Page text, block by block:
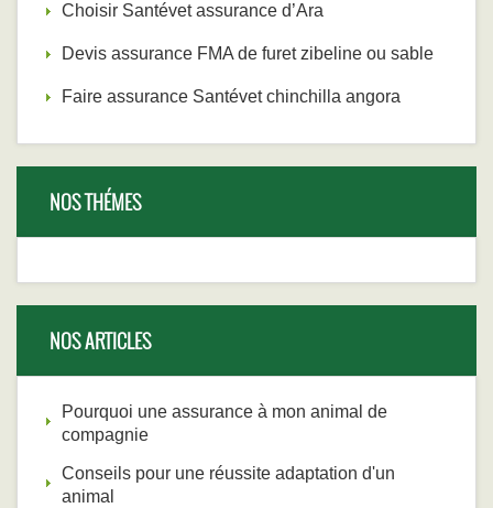
Choisir Santévet assurance d’Ara
Devis assurance FMA de furet zibeline ou sable
Faire assurance Santévet chinchilla angora
NOS THÉMES
NOS ARTICLES
Pourquoi une assurance à mon animal de
compagnie
Conseils pour une réussite adaptation d'un
animal